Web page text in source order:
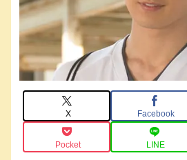
X Facebook
Pocket LINE